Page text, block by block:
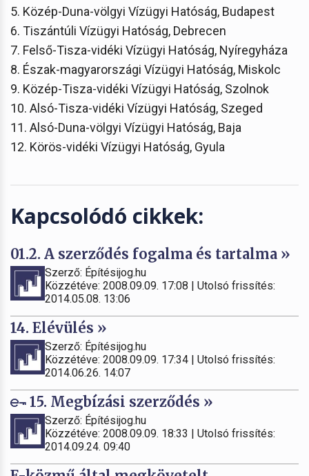
5. Közép-Duna-völgyi Vízügyi Hatóság, Budapest
6. Tiszántúli Vízügyi Hatóság, Debrecen
7. Felső-Tisza-vidéki Vízügyi Hatóság, Nyíregyháza
8. Észak-magyarországi Vízügyi Hatóság, Miskolc
9. Közép-Tisza-vidéki Vízügyi Hatóság, Szolnok
10. Alsó-Tisza-vidéki Vízügyi Hatóság, Szeged
11. Alsó-Duna-völgyi Vízügyi Hatóság, Baja
12. Körös-vidéki Vízügyi Hatóság, Gyula
Kapcsolódó cikkek:
01.2. A szerződés fogalma és tartalma »
Szerző: Építésijog.hu
Közzétéve: 2008.09.09. 17:08 | Utolsó frissítés:
2014.05.08. 13:06
14. Elévülés »
Szerző: Építésijog.hu
Közzétéve: 2008.09.09. 17:34 | Utolsó frissítés:
2014.06.26. 14:07
15. Megbízási szerződés »
Szerző: Építésijog.hu
Közzétéve: 2008.09.09. 18:33 | Utolsó frissítés:
2014.09.24. 09:40